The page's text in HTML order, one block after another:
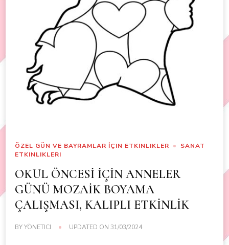
ÖZEL GÜN VE BAYRAMLAR İÇIN ETKINLIKLER
SANAT
ETKINLIKLERI
OKUL ÖNCESİ İÇİN ANNELER
GÜNÜ MOZAİK BOYAMA
ÇALIŞMASI, KALIPLI ETKİNLİK
BYYÖNETICI UPDATED ON 31/03/2024